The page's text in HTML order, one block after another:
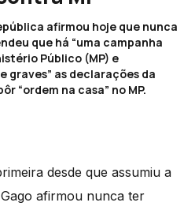
afirmou hoje que nunca
que há “uma campanha
Público (MP) e
graves” as declarações da
“ordem na casa” no MP.
desde que assumiu a
afirmou nunca ter